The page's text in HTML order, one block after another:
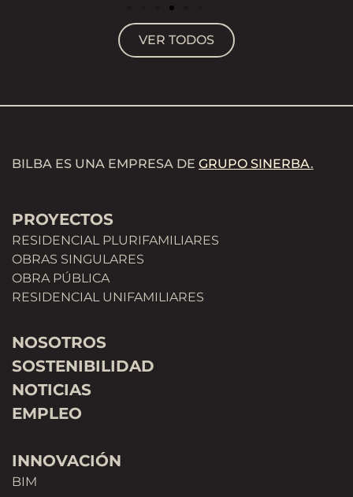
VER TODOS
BILBA ES UNA EMPRESA DE GRUPO SINERBA.
PROYECTOS
RESIDENCIAL PLURIFAMILIARES
OBRAS SINGULARES
OBRA PÚBLICA
RESIDENCIAL UNIFAMILIARES
NOSOTROS
SOSTENIBILIDAD
NOTICIAS
EMPLEO
INNOVACIÓN
BIM